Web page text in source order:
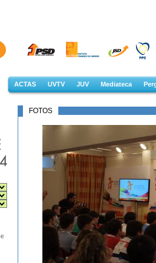
ACTAS UVTV JUV Mediateca
FOTOS